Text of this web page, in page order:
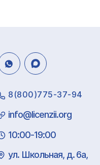
8(800)775-37-94
info@licenzii.org
10:00-19:00
ул. Школьная, д. 6а,